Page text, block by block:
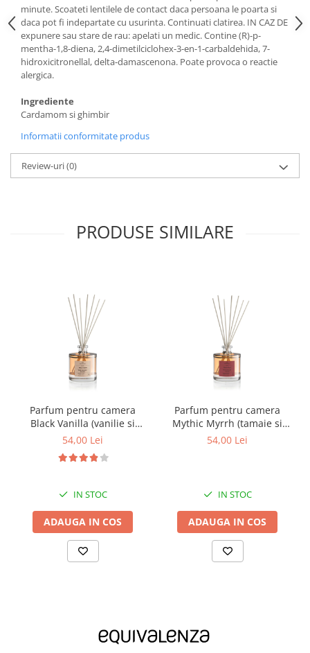
minute. Scoateti lentilele de contact daca persoana le poarta si
daca pot fi indepartate cu usurinta. Continuati clatirea. IN CAZ DE
expunere sau stare de rau: apelati un medic. Contine (R)-p-
mentha-1,8-diena, 2,4-dimetilciclohex-3-en-1-carbaldehida, 7-
hidroxicitronellal, delta-damascenona. Poate provoca o reactie
alergica.
Ingrediente
Cardamom si ghimbir
Informatii conformitate produs
Review-uri(0)
PRODUSE SIMILARE
Parfum pentru camera
Black Vanilla (vanilie si
piele), Equivalenza, 50 ml
54,00 Lei
IN STOC
ADAUGA IN COS
Parfum pentru camera
Mythic Myrrh (tamaie si
patchouli), Equivalenza, 50
54,00 Lei
IN STOC
ADAUGA IN COS